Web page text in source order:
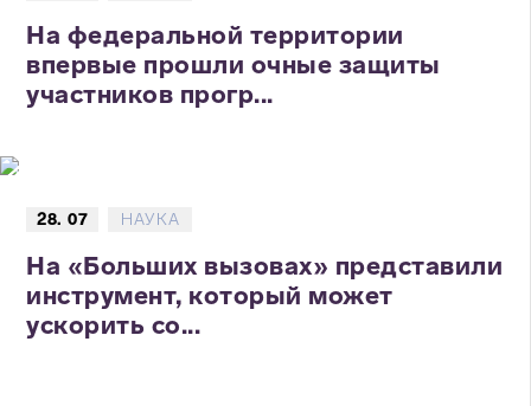
На федеральной территории
впервые прошли очные защиты
участников прогр...
28. 07 НАУКА
На «Больших вызовах» представили
инструмент, который может
ускорить со...